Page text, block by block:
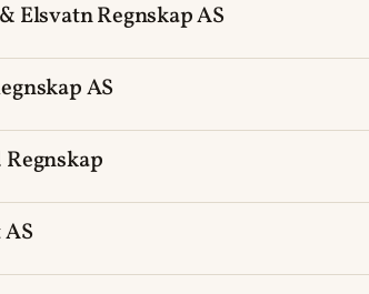
Elsvatn Regnskap AS
AS